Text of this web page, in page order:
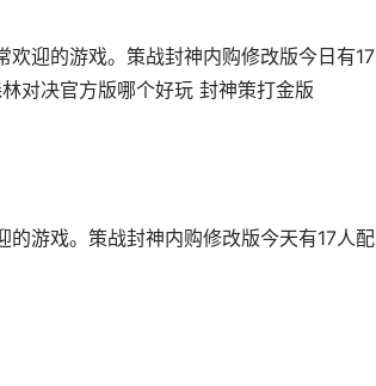
迎的游戏。策战封神内购修改版今日有17
对决官方版哪个好玩 封神策打金版
游戏。策战封神内购修改版今天有17人配